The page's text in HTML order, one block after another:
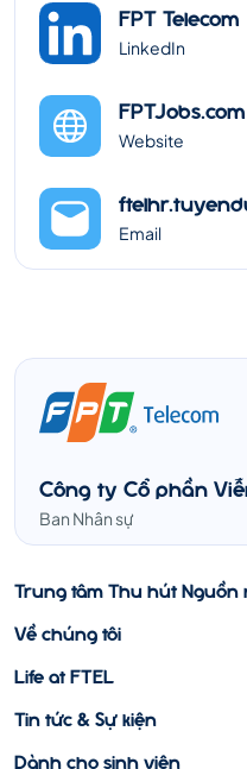
FPT Telecom
LinkedIn
FPTJobs.com
Website
Email
Công ty Cổ phần
Ban Nhân sự
Trung tâm Thu hút Nguồn
Về chúng tôi
Life at FTEL
Tin tức & Sự kiện
Dành cho sinh viên